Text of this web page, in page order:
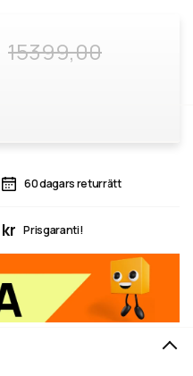
15399,00
60 dagars returrätt
kr Prisgaranti!